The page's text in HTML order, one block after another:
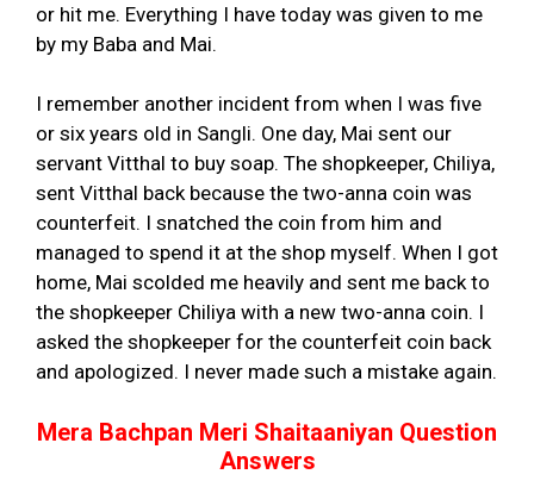
or hit me. Everything I have today was given to me
by my Baba and Mai.
I remember another incident from when I was five
or six years old in Sangli. One day, Mai sent our
servant Vitthal to buy soap. The shopkeeper, Chiliya,
sent Vitthal back because the two-anna coin was
counterfeit. I snatched the coin from him and
managed to spend it at the shop myself. When I got
home, Mai scolded me heavily and sent me back to
the shopkeeper Chiliya with a new two-anna coin. I
asked the shopkeeper for the counterfeit coin back
and apologized. I never made such a mistake again.
Mera Bachpan Meri Shaitaaniyan Question
Answers